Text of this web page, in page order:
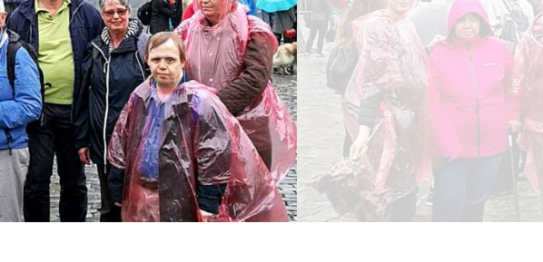
ANGESCHLOSSENE UNTERNEHMEN | FACHVERBÄNDE